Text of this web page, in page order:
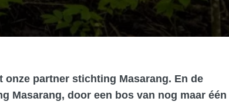
partner stichting Masarang. En de
Masarang, door een bos van nog maar één